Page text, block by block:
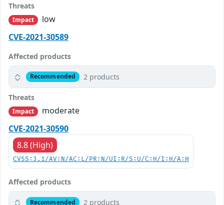
Threats
Impact
low
CVE-2021-30589
Affected products
Recommended 2 products
Threats
Impact
moderate
CVE-2021-30590
8.8 (High)
CVSS:3.1/AV:N/AC:L/PR:N/UI:R/S:U/C:H/I:H/A:H
Affected products
Recommended 2 products